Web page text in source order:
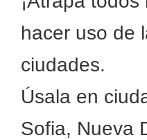
hacer uso de
ciudades.
Úsala en
Sofia, Nueva